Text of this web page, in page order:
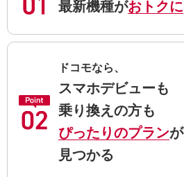
最新機種がおトクに
ドコモなら、
スマホデビューも
乗り換えの方も
ぴったりのプランが
見つかる